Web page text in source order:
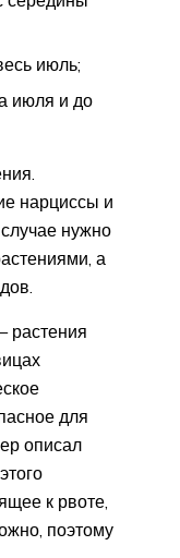
июль;
июля и до
нарциссы и
нужно
а
растения
для
описал
к рвоте,
поэтому